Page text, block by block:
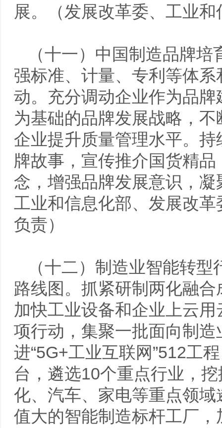
展。（发展改革委、工业
（十一）中国制造品牌
强标准、计量、专利等体
动。充分调动企业作为品
为基础的品牌发展战略，
企业提升质量管理水平。
牌故事，宣传推介国货精
念，增强品牌发展意识，
工业和信息化部、发展改
负责）
（十二）制造业智能转
路线图。抓紧研制两化融
加快工业设备和企业上云
项行动，集聚一批面向制
进“5G+工业互联网”512工
台，遴选10个重点行业，
化、汽车、家电等重点领
值大的智能制造标杆工厂